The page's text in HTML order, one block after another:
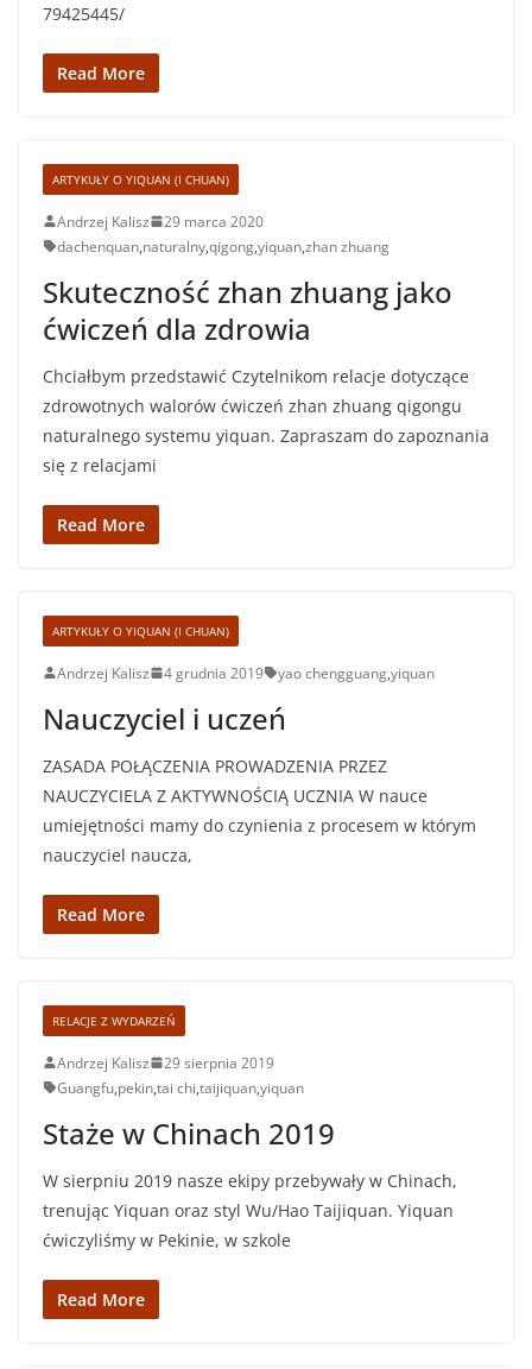
79425445/
Read More
ARTYKUŁY O YIQUAN (I CHUAN)
Andrzej Kalisz
29 marca 2020
dachenquan,naturalny,qigong,yiquan,zhan zhuang
Skuteczność zhan zhuang jako
ćwiczeń dla zdrowia
Chciałbym przedstawić Czytelnikom relacje dotyczące
zdrowotnych walorów ćwiczeń zhan zhuang qigongu
naturalnego systemu yiquan. Zapraszam do zapoznania
się z relacjami
Read More
ARTYKUŁY O YIQUAN (I CHUAN)
Andrzej Kalisz 4 grudnia 2019 yao chengguang,yiquan
Nauczyciel i uczeń
ZASADA POŁĄCZENIA PROWADZENIA PRZEZ
NAUCZYCIELA Z AKTYWNOŚCIĄ UCZNIA W nauce
umiejętności mamy do czynienia z procesem w którym
nauczyciel naucza,
Read More
RELACJE Z WYDARZEŃ
Andrzej Kalisz
29 sierpnia 2019
Guangfu,pekin,tai chi,taijiquan,yiquan
Staże w Chinach 2019
W sierpniu 2019 nasze ekipy przebywały w Chinach,
trenując Yiquan oraz styl Wu/Hao Taijiquan. Yiquan
ćwiczyliśmy w Pekinie, w szkole
Read More